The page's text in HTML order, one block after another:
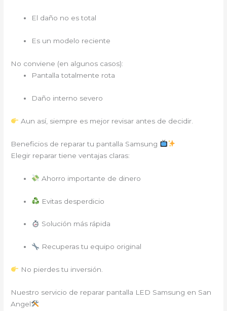
El daño no es total
Es un modelo reciente
No conviene (en algunos casos):
Pantalla totalmente rota
Daño interno severo
Aun así, siempre es mejor revisar antes de decidir.
Beneficios de reparar tu pantalla Samsung
Elegir reparar tiene ventajas claras:
Ahorro importante de dinero
Evitas desperdicio
Solución más rápida
Recuperas tu equipo original
No pierdes tu inversión.
Nuestro servicio de reparar pantalla LED Samsung en San
Angel